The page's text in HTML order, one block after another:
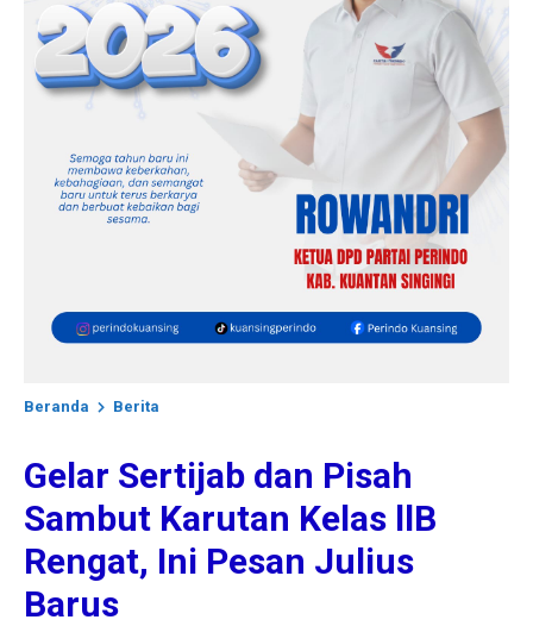
Beranda Berita
Gelar Sertijab dan Pisah
Sambut Karutan Kelas llB
Rengat, Ini Pesan Julius
Barus